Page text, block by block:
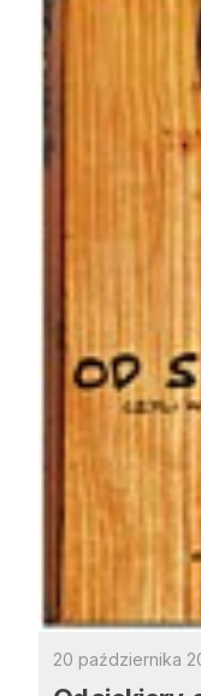
20 października